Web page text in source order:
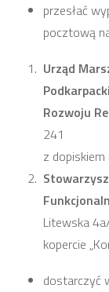
przesłać
pocztową
Urząd
Rozwoju
241
z dopiskiem
Litewska
kopercie
dostarczyć